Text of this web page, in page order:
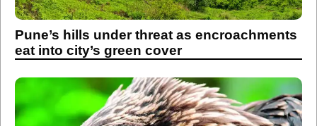
Pune’s hills under threat as encroachments
eat into city’s green cover